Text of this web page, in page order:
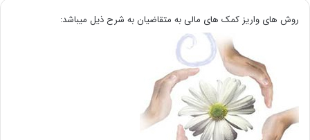
روش های واریز کمک های مالی به متقاضیان به شرح ذیل میباشد: